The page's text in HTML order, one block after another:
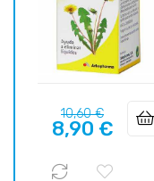
Precio
regular
10,60 €Precio
8,90 €